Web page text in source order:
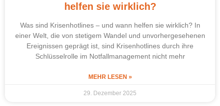
helfen sie wirklich?
Was sind Krisenhotlines – und wann helfen sie wirklich? In
einer Welt, die von stetigem Wandel und unvorhergesehenen
Ereignissen geprägt ist, sind Krisenhotlines durch ihre
Schlüsselrolle im Notfallmanagement nicht mehr
MEHR LESEN »
29. Dezember 2025